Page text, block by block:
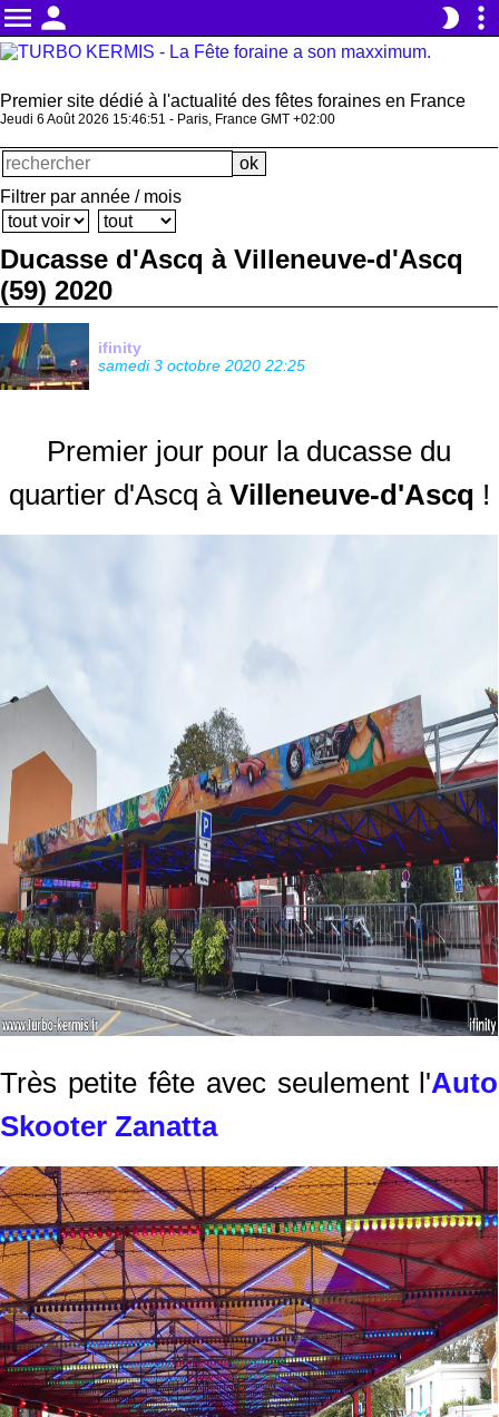
menu person brightness_2 more_vert
Premier site dédié à l'actualité des fêtes foraines en France
Jeudi 6 Août 2026 15:46:51 - Paris, France GMT +02:00
Filtrer par année / mois
Ducasse d'Ascq à Villeneuve-d'Ascq
(59) 2020
ifinity
samedi 3 octobre 2020 22:25
Premier jour pour la ducasse du
quartier d'Ascq à Villeneuve-d'Ascq !
Très petite fête avec seulement l'Auto
Skooter Zanatta